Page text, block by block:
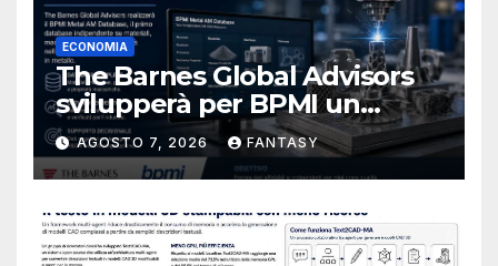
ECONOMIA
The Barnes Global Advisors
svilupperà per BPMI un
database per la stampa 3D
metallica destinata alla filiera
navale statunitense
AGOSTO 7, 2026 FANTASY